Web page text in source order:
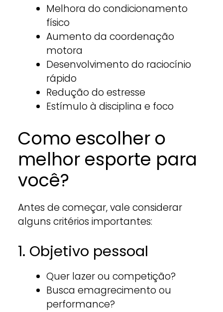
Melhora do condicionamento
físico
Aumento da coordenação
motora
Desenvolvimento do raciocínio
rápido
Redução do estresse
Estímulo à disciplina e foco
Como escolher o
melhor esporte para
você?
Antes de começar, vale considerar
alguns critérios importantes:
1. Objetivo pessoal
Quer lazer ou competição?
Busca emagrecimento ou
performance?